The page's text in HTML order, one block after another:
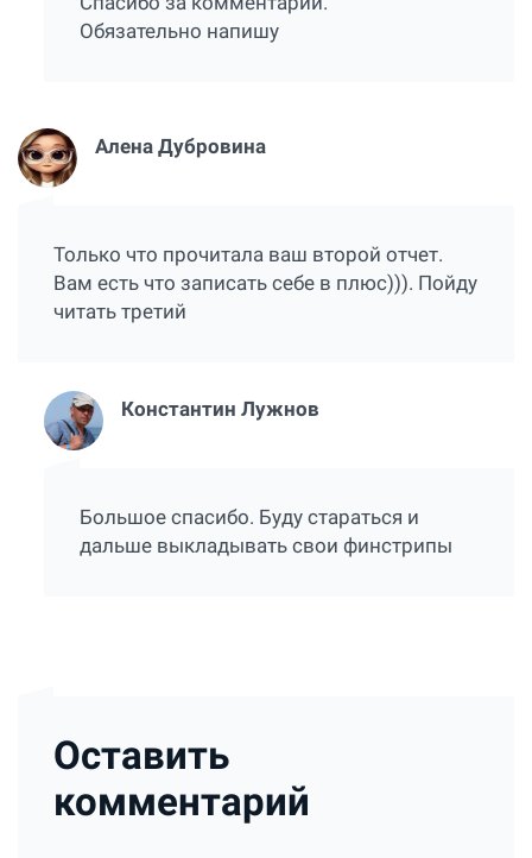
Обязательно напишу
Алена Дубровина
Только что прочитала ваш второй отчет.
Вам есть что записать себе в плюс))). Пойду
читать третий
Константин Лужнов
Большое спасибо. Буду стараться и
дальше выкладывать свои финстрипы
Оставить
комментарий